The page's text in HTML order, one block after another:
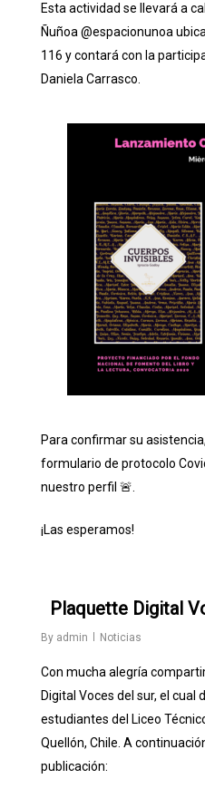
Esta actividad se llevará a
Ñuñoa @espacionunoa
116 y contará con la
Daniela Carrasco.
Para confirmar su
formulario de protocolo
nuestro perfil 🚨.
¡Las esperamos!
Plaquette Digital
By admin Noticias
Con mucha alegría
Digital Voces del sur, el cual
estudiantes del Liceo
Quellón, Chile. A
publicación: